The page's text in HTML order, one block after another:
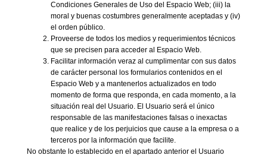
Condiciones Generales de Uso del Espacio Web; (iii) la
moral y buenas costumbres generalmente aceptadas y (iv)
el orden público.
Proveerse de todos los medios y requerimientos técnicos
que se precisen para acceder al Espacio Web.
Facilitar información veraz al cumplimentar con sus datos
de carácter personal los formularios contenidos en el
Espacio Web y a mantenerlos actualizados en todo
momento de forma que responda, en cada momento, a la
situación real del Usuario. El Usuario será el único
responsable de las manifestaciones falsas o inexactas
que realice y de los perjuicios que cause a la empresa o a
terceros por la información que facilite.
No obstante lo establecido en el apartado anterior el Usuario